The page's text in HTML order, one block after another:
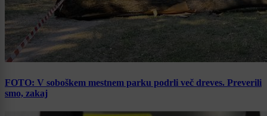
FOTO: V soboškem mestnem parku podrli več dreves. Preverili
smo, zakaj